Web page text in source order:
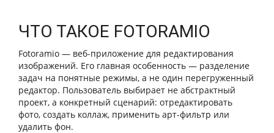
ЧТО ТАКОЕ FOTORAMIO
Fotoramio — веб-приложение для редактирования
изображений. Его главная особенность — разделение
задач на понятные режимы, а не один перегруженный
редактор. Пользователь выбирает не абстрактный
проект, а конкретный сценарий: отредактировать
фото, создать коллаж, применить арт-фильтр или
удалить фон.